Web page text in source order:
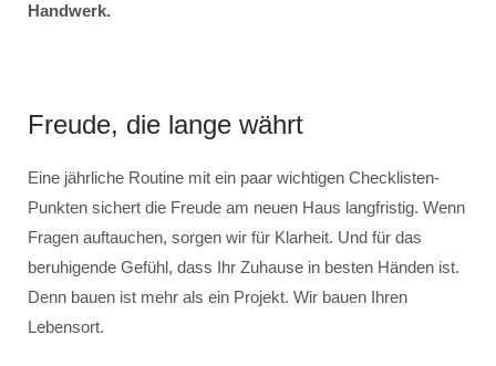
Handwerk.
Freude, die lange währt
Eine jährliche Routine mit ein paar wichtigen Checklisten-
Punkten sichert die Freude am neuen Haus langfristig. Wenn
Fragen auftauchen, sorgen wir für Klarheit. Und für das
beruhigende Gefühl, dass Ihr Zuhause in besten Händen ist.
Denn bauen ist mehr als ein Projekt. Wir bauen Ihren
Lebensort.